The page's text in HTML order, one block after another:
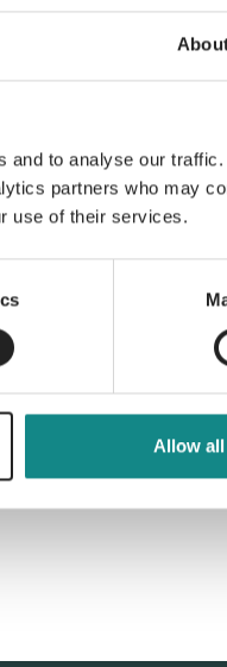
and to analyse our
partners who may
use of their services.
Allow all